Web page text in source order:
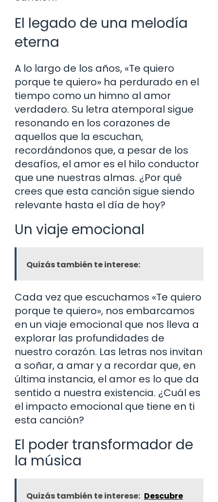
El legado de una melodía
eterna
A lo largo de los años, «Te quiero
porque te quiero» ha perdurado en el
tiempo como un himno al amor
verdadero. Su letra atemporal sigue
resonando en los corazones de
aquellos que la escuchan,
recordándonos que, a pesar de los
desafíos, el amor es el hilo conductor
que une nuestras almas. ¿Por qué
crees que esta canción sigue siendo
relevante hasta el día de hoy?
Un viaje emocional
Quizás también te interese:
Cada vez que escuchamos «Te quiero
porque te quiero», nos embarcamos
en un viaje emocional que nos lleva a
explorar las profundidades de
nuestro corazón. Las letras nos invitan
a soñar, a amar y a recordar que, en
última instancia, el amor es lo que da
sentido a nuestra existencia. ¿Cuál es
el impacto emocional que tiene en ti
esta canción?
El poder transformador de
la música
Quizás también te interese: Descubre